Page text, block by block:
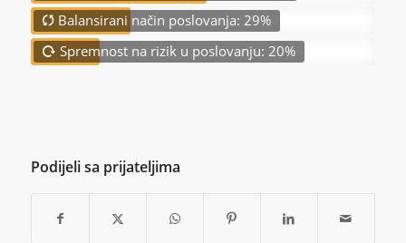
Balansirani način poslovanja: 29%
Spremnost na rizik u poslovanju: 20%
Podijeli sa prijateljima